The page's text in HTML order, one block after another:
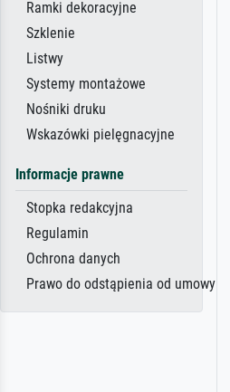
Ramki dekoracyjne
Szklenie
Listwy
Systemy montażowe
Nośniki druku
Wskazówki pielęgnacyjne
Informacje prawne
Stopka redakcyjna
Regulamin
Ochrona danych
Prawo do odstąpienia od umowy